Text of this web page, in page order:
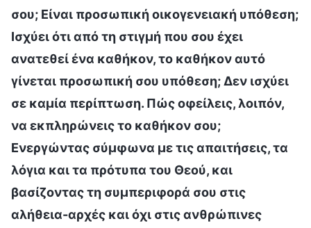
σου; Είναι προσωπική οικογενειακή υπόθεση;
Ισχύει ότι από τη στιγμή που σου έχει
ανατεθεί ένα καθήκον, το καθήκον αυτό
γίνεται προσωπική σου υπόθεση; Δεν ισχύει
σε καμία περίπτωση. Πώς οφείλεις, λοιπόν,
να εκπληρώνεις το καθήκον σου;
Ενεργώντας σύμφωνα με τις απαιτήσεις, τα
λόγια και τα πρότυπα του Θεού, και
βασίζοντας τη συμπεριφορά σου στις
αλήθεια-αρχές και όχι στις ανθρώπινες